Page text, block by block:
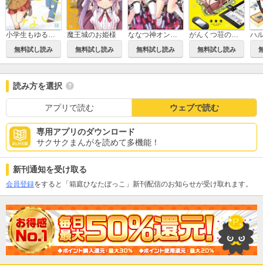
小学生もゆるくない。
無料試し読み
魔王城のお姫様
無料試し読み
ななつ神オンリー！
無料試し読み
がんくつ荘の不夜城さん
無料試し読み
ハ
読み方を選択
アプリで読む ウェブで読む
専用アプリのダウンロード
サクサクまんがを読めて多機能！
新刊通知を受け取る
会員登録をすると「箱庭ひなたぼっこ」新刊配信のお知らせが受け取れます。